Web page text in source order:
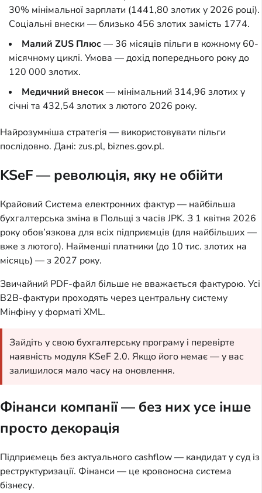
30% мінімальної зарплати (1441,80 злотих у 2026 році).
Соціальні внески — близько 456 злотих замість 1774.
Малий ZUS Плюс— 36 місяців пільги в кожному 60-
місячному циклі. Умова — дохід попереднього року до
120 000 злотих.
Медичний внесок— мінімальний 314,96 злотих у
січні та 432,54 злотих з лютого 2026 року.
Найрозумніша стратегія — використовувати пільги
послідовно. Дані: zus.pl, biznes.gov.pl.
KSeF — революція, яку не обійти
Крайовий Система електронних фактур — найбільша
бухгалтерська зміна в Польщі з часів JPK. З 1 квітня 2026
року обов’язкова для всіх підприємців (для найбільших —
вже з лютого). Найменші платники (до 10 тис. злотих на
місяць) — з 2027 року.
Звичайний PDF-файл більше не вважається фактурою. Усі
B2B-фактури проходять через центральну систему
Мінфіну у форматі XML.
Зайдіть у свою бухгалтерську програму і перевірте
наявність модуля KSeF 2.0. Якщо його немає — у вас
залишилося мало часу на оновлення.
Фінанси компанії — без них усе інше
просто декорація
Підприємець без актуального cashflow — кандидат у суд із
реструктуризації. Фінанси — це кровоносна система
бізнесу.